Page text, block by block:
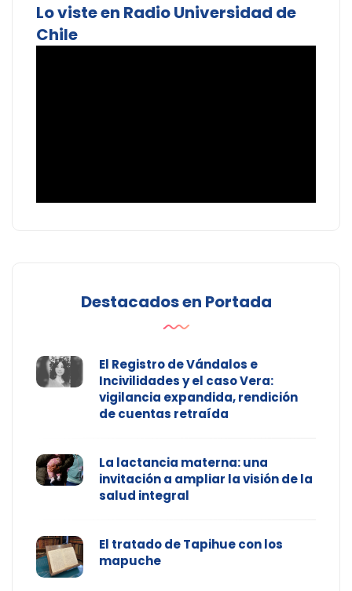
Lo viste en Radio Universidad de
Chile
Destacados en Portada
El Registro de Vándalos e
Incivilidades y el caso Vera:
vigilancia expandida, rendición
de cuentas retraída
La lactancia materna: una
invitación a ampliar la visión de la
salud integral
El tratado de Tapihue con los
mapuche